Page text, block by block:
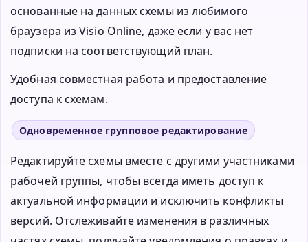
основанные на данных схемы из любимого
браузера из Visio Online, даже если у вас нет
подписки на соответствующий план.
Удобная совместная работа и предоставление
доступа к схемам.
Одновременное групповое редактирование
Редактируйте схемы вместе с другими участниками
рабочей группы, чтобы всегда иметь доступ к
актуальной информации и исключить конфликты
версий. Отслеживайте изменения в различных